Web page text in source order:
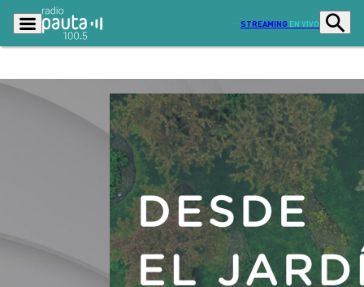
STREAMING EN VIVO
Programas
Actualidad
Economía
Radio en vivo Sostenibilidad
Deportes
Entretención y Cultura Opinión